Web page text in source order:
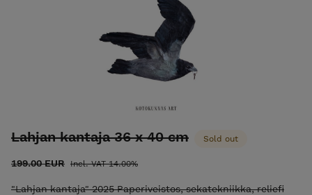
Lahjan kantaja 36 x 40 cm Sold out
199.00 EUR Incl. VAT 14.00%
"Lahjan kantaja" 2025 Paperiveistos, sekatekniikka, reliefi